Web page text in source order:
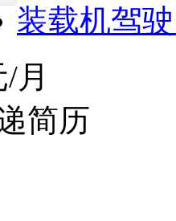
装载机驾
月
简历